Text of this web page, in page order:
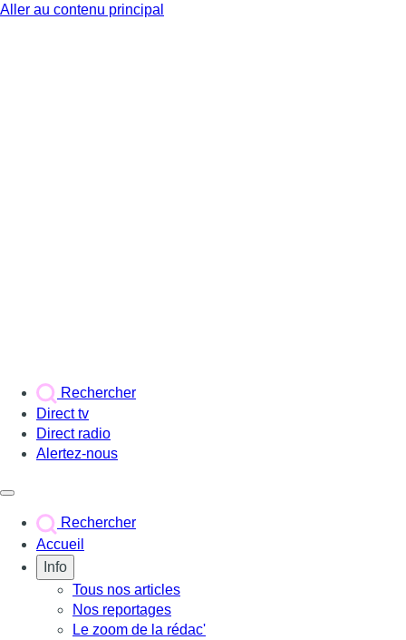
Aller au contenu principal
Rechercher
Direct tv
Direct radio
Alertez-nous
Rechercher
Accueil
Info
Tous nos articles
Nos reportages
Le zoom de la rédac'